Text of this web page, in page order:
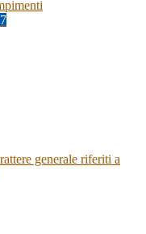
generale riferiti a